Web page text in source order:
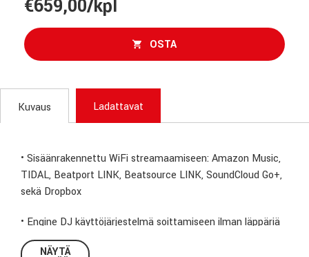
€659,00/kpl
OSTA
Kuvaus Ladattavat
• Sisäänrakennettu WiFi streamaamiseen: Amazon Music,
TIDAL, Beatport LINK, Beatsource LINK, SoundCloud Go+,
sekä Dropbox
• Engine DJ käyttöjärjestelmä soittamiseen ilman läppäriä
sekä Serato DJ ja Virtual DJ tuki
NÄYTÄ